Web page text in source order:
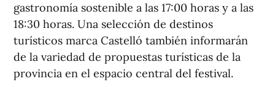
gastronomía sostenible a las 17:00 horas y a las
18:30 horas. Una selección de destinos
turísticos marca Castelló también informarán
de la variedad de propuestas turísticas de la
provincia en el espacio central del festival.